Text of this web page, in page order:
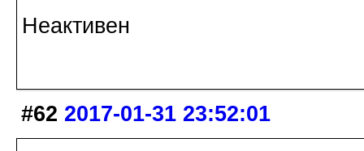
Неактивен
#62 2017-01-31 23:52:01